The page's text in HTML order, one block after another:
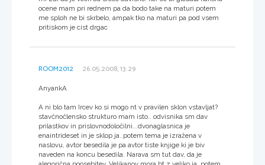
ocene mam pri rednem pa da bodo take na maturi potem
me sploh ne bi skrbelo, ampak tko na maturi pa pod vsem
pritiskom je cist drgac
ROOM2012 26.05.2008, 13:29
AnyankA
A ni blo tam Ircev ko si mogo nt v pravilen sklon vstavljat?
stavčnočlensko strukturo mam isto.. odvisnika sm dav
prilastkov in prislovnodoločilni...dvonaglasnica je
enaintrideset in je sklop ja..potem tema je izražena v
naslovu, avtor besedila je pa avtor tiste knjige ki je biv
naveden na koncu besedila. Narava sm tut dav, da je